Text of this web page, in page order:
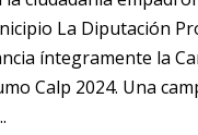
La Diputación
íntegramente la
Calp 2024. Una